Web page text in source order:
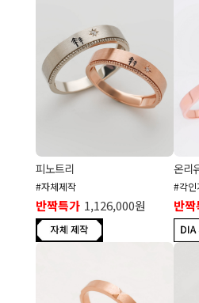
피노트리
#자체제작
반짝특가 1,126,000원
온리
#각인
반